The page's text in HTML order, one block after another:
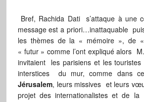
Bref, Rachida Dati s’attaque à une
message est a priori…inattaquable
les thèmes de la « mémoire », de
« futur » comme l’ont expliqué alors
invitaient les parisiens et les
interstices du mur, comme dans
Jérusalem, leurs missives et leurs
projet des internationalistes et de